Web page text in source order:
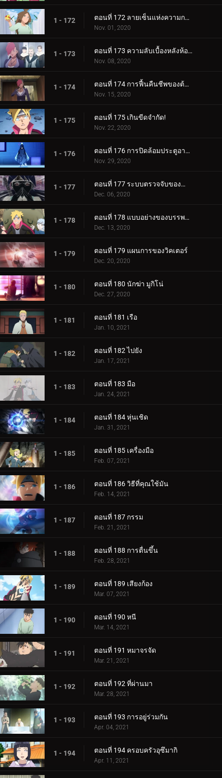
1 - 172 ตอนที่ 172 ลายเซ็นแห่งความกลัว
Nov. 01, 2020
1 - 173 ตอนที่ 173 ความลับเบื้องหลังห้องใต้ดิน
Nov. 08, 2020
1 - 174 ตอนที่ 174 การฟื้นคืนชีพของต้นไม้ศักดิ์สิทธิ์
Nov. 15, 2020
1 - 175 ตอนที่ 175 เกินขีดจำกัด!
Nov. 22, 2020
1 - 176 ตอนที่ 176 การปิดล้อมประตูอาอุน!
Nov. 29, 2020
1 - 177 ตอนที่ 177 ระบบตรวจจับของกำแพงเหล็ก
Dec. 06, 2020
1 - 178 ตอนที่ 178 แบบอย่างของบรรพบุรุษของเรา
Dec. 13, 2020
1 - 179 ตอนที่ 179 แผนการของวิคเตอร์
Dec. 20, 2020
1 - 180 ตอนที่ 180 นักฆ่า มูกิโน่
Dec. 27, 2020
1 - 181 ตอนที่ 181 เรือ
Jan. 10, 2021
1 - 182 ตอนที่ 182 ไปยัง
Jan. 17, 2021
1 - 183 ตอนที่ 183 มือ
Jan. 24, 2021
1 - 184 ตอนที่ 184 หุ่นเชิด
Jan. 31, 2021
1 - 185 ตอนที่ 185 เครื่องมือ
Feb. 07, 2021
1 - 186 ตอนที่ 186 วิธีที่คุณใช้มัน
Feb. 14, 2021
1 - 187 ตอนที่ 187 กรรม
Feb. 21, 2021
1 - 188 ตอนที่ 188 การตื่นขึ้น
Feb. 28, 2021
1 - 189 ตอนที่ 189 เสียงก้อง
Mar. 07, 2021
1 - 190 ตอนที่ 190 หนี
Mar. 14, 2021
1 - 191 ตอนที่ 191 หมาจรจัด
Mar. 21, 2021
1 - 192 ตอนที่ 192 ที่ผ่านมา
Mar. 28, 2021
1 - 193 ตอนที่ 193 การอยู่ร่วมกัน
Apr. 04, 2021
1 - 194 ตอนที่ 194 ครอบครัวอุซึมากิ
Apr. 11, 2021